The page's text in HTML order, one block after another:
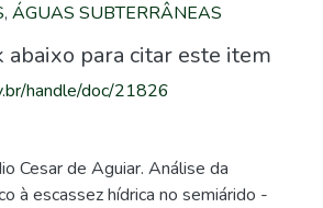
, ÁGUAS SUBTERRÂNEAS
abaixo para citar este item
handle/doc/21826
Cesar de Aguiar. Análise da
à escassez hídrica no semiárido -